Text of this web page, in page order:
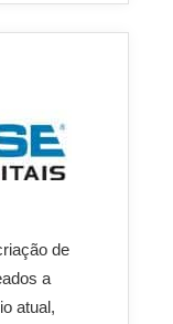
de
a
atual,